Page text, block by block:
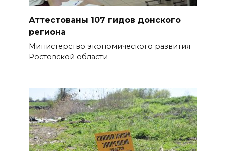
БОЛЬШЕ НОВОСТЕЙ
Аттестованы 107 гидов донского
региона
Министерство экономического развития
Ростовской области